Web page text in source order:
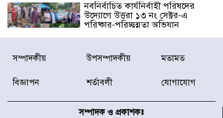
নবনির্বাচিত কার্যনির্বাহী পরিষদের
উদ্যোগে উত্তরা ১৩ নং সেক্টর-এ
পরিষ্কার-পরিচ্ছন্নতা অভিযান
ডিএমপির অভিযানে ২৪ ঘণ্টায় গ্রেপ্তার
৫০৪, উদ্ধার মাদক-অস্ত্র
সাগরে অবমুক্ত
সম্পাদকীয় উপসম্পাদকীয় মতামত
বিজ্ঞাপন শর্তাবলী যোগাযোগ
সম্পাদক ও প্রকাশকঃ